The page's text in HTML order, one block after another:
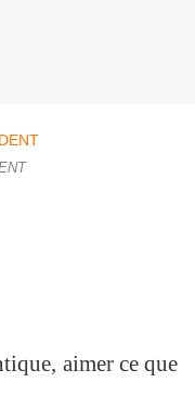
aimer ce que